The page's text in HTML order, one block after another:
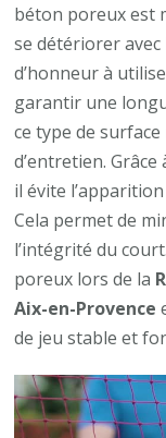
béton poreux est
se détériorer
d’honneur à
garantir une
ce type de
d’entretien. Grâce
il évite
Cela permet de
l’intégrité du
poreux lors de la
Aix-en-Provence
de jeu stable et